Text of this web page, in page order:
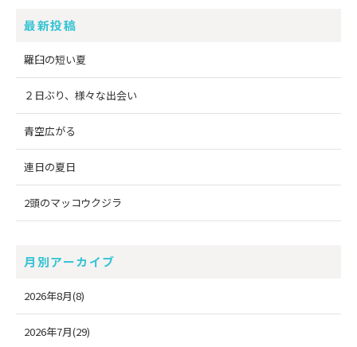
最新投稿
羅臼の短い夏
２日ぶり、様々な出会い
青空広がる
連日の夏日
2頭のマッコウクジラ
月別アーカイブ
2026年8月(8)
2026年7月(29)